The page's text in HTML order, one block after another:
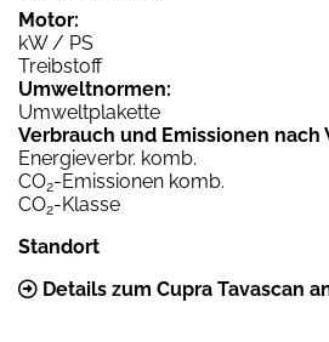
Motor:
kW / PS
Treibstoff
Umweltnormen:
Umweltplakette
Verbrauch und Emissionen nach
Energieverbr. komb.
CO2-Emissionen komb.
CO2-Klasse
Standort
Details zum Cupra Tavascan